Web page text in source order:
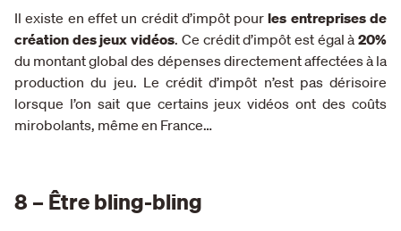
Il existe en effet un crédit d’impôt pourles entreprises de
création des jeux vidéos. Ce crédit d’impôt est égal à20%
du montant global des dépenses directement affectées à la
production du jeu. Le crédit d’impôt n’est pas dérisoire
lorsque l’on sait que certains jeux vidéos ont des coûts
mirobolants, même en France…
8 – Être bling-bling